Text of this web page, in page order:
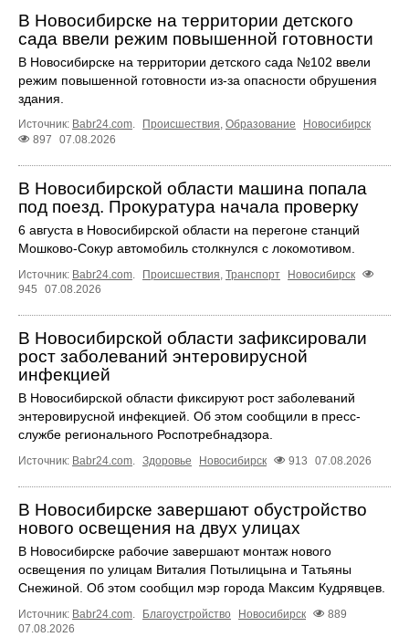
В Новосибирске на территории детского
сада ввели режим повышенной готовности
В Новосибирске на территории детского сада №102 ввели
режим повышенной готовности из-за опасности обрушения
здания.
Источник: Babr24.com. Происшествия, Образование
Новосибирск
897
07.08.2026
В Новосибирской области машина попала
под поезд. Прокуратура начала проверку
6 августа в Новосибирской области на перегоне станций
Мошково-Сокур автомобиль столкнулся с локомотивом.
Источник: Babr24.com. Происшествия, Транспорт
Новосибирск
945
07.08.2026
В Новосибирской области зафиксировали
рост заболеваний энтеровирусной
инфекцией
В Новосибирской области фиксируют рост заболеваний
энтеровирусной инфекцией. Об этом сообщили в пресс-
службе регионального Роспотребнадзора.
Источник: Babr24.com. Здоровье Новосибирск 913 07.08.2026
В Новосибирске завершают обустройство
нового освещения на двух улицах
В Новосибирске рабочие завершают монтаж нового
освещения по улицам Виталия Потылицына и Татьяны
Снежиной. Об этом сообщил мэр города Максим Кудрявцев.
Источник: Babr24.com. Благоустройство Новосибирск
889
07.08.2026